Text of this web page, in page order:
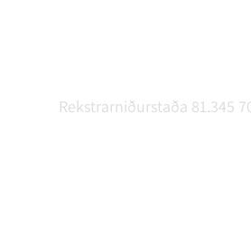
Rekstrarniðurstaða 81.345